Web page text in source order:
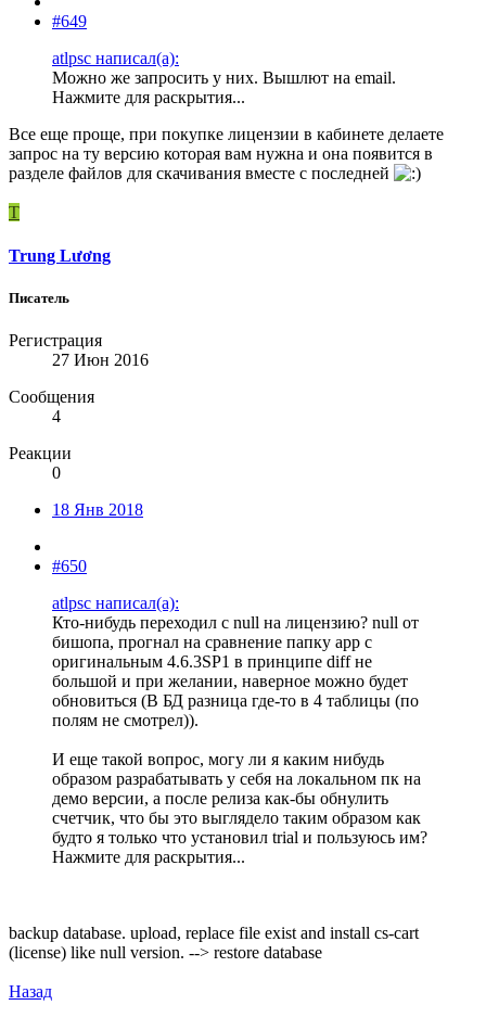
#649
atlpsc написал(а):
Можно же запросить у них. Вышлют на email.
Нажмите для раскрытия...
Все еще проще, при покупке лицензии в кабинете делаете
запрос на ту версию которая вам нужна и она появится в
разделе файлов для скачивания вместе с последней
T
Trung Lương
Писатель
Регистрация
27 Июн 2016
Сообщения
4
Реакции
0
18 Янв 2018
#650
atlpsc написал(а):
Кто-нибудь переходил с null на лицензию? null от
бишопа, прогнал на сравнение папку app с
оригинальным 4.6.3SP1 в принципе diff не
большой и при желании, наверное можно будет
обновиться (В БД разница где-то в 4 таблицы (по
полям не смотрел)).
И еще такой вопрос, могу ли я каким нибудь
образом разрабатывать у себя на локальном пк на
демо версии, а после релиза как-бы обнулить
счетчик, что бы это выглядело таким образом как
будто я только что установил trial и пользуюсь им?
Нажмите для раскрытия...
backup database. upload, replace file exist and install cs-cart
(license) like null version. --> restore database
Назад